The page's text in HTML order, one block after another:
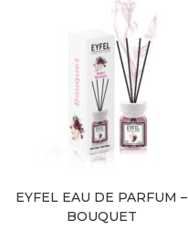
EYFEL EAU DE PARFUM –
BOUQUET